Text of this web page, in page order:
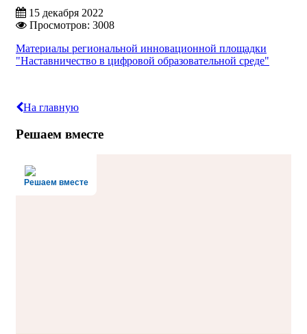
15 декабря 2022
Просмотров: 3008
Материалы региональной инновационной площадки
"Наставничество в цифровой образовательной среде"
На главную
Решаем вместе
Решаем вместе